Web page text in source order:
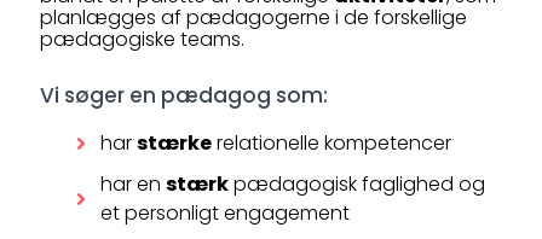
planlægges af pædagogerne i de forskellige
pædagogiske teams.
Vi søger en pædagog som:
harstærkerelationelle kompetencer
har en stærkpædagogisk faglighed og
et personligt engagement